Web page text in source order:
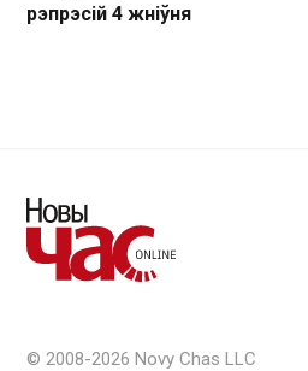
рэпрэсій 4 жніўня
© 2008-2026 Novy Chas LLC